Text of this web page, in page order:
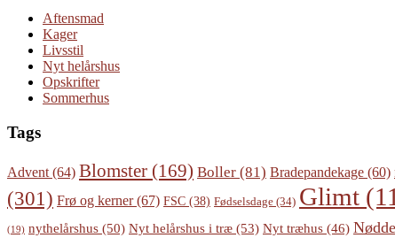
Aftensmad
Kager
Livsstil
Nyt helårshus
Opskrifter
Sommerhus
Tags
Advent (64) Blomster (169) Boller (81) Bradepandekage (60)
(301) Frø og kerner(67) FSC (38) Fødselsdage (34) Glimt
(19) nythelårshus (50) Nyt helårshus i træ (53) Nyt træhus (46)